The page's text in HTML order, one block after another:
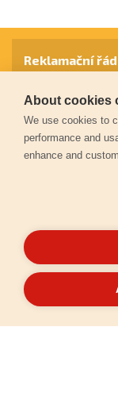
© 2026
Reklamační řád
Záruční
Ochrana
About cookies
We use cookies to
performance and
enhance and